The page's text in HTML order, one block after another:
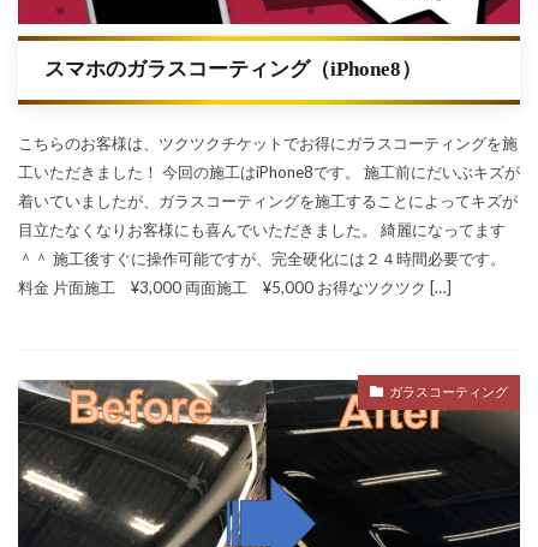
スマホのガラスコーティング（iPhone8）
こちらのお客様は、ツクツクチケットでお得にガラスコーティングを施
工いただきました！ 今回の施工はiPhone8です。 施工前にだいぶキズが
着いていましたが、ガラスコーティングを施工することによってキズが
目立たなくなりお客様にも喜んでいただきました。 綺麗になってます
＾＾ 施工後すぐに操作可能ですが、完全硬化には２４時間必要です。
料金 片面施工 ¥3,000 両面施工 ¥5,000 お得なツクツク […]
ガラスコーティング